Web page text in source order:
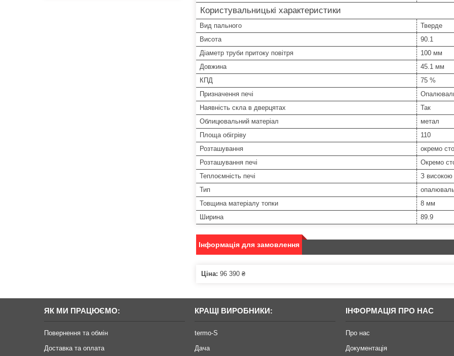
Користувальницькі характеристики
Вид пального
Тверде
Висота
90.1
Діаметр труби притоку повітря
100 мм
Довжина
45.1 мм
КПД
75 %
Призначення печі
Наявність скла в дверцятах
Так
Облицювальний матеріал
метал
Площа обігріву
110
Розташування
окремо
Розташування печі
Окремо
Теплоємність печі
З високою
Тип
Товщина матеріалу топки
8 мм
Ширина
89.9
Інформація для замовлення
Ціна: 96 390 ₴
ЯК МИ ПРАЦЮЄМО:
Повернення та обмін
Доставка та оплата
КРАЩІ ВИРОБНИКИ:
termo-S
Дача
ІНФОРМАЦІЯ ПРО НАС
Про нас
Документація